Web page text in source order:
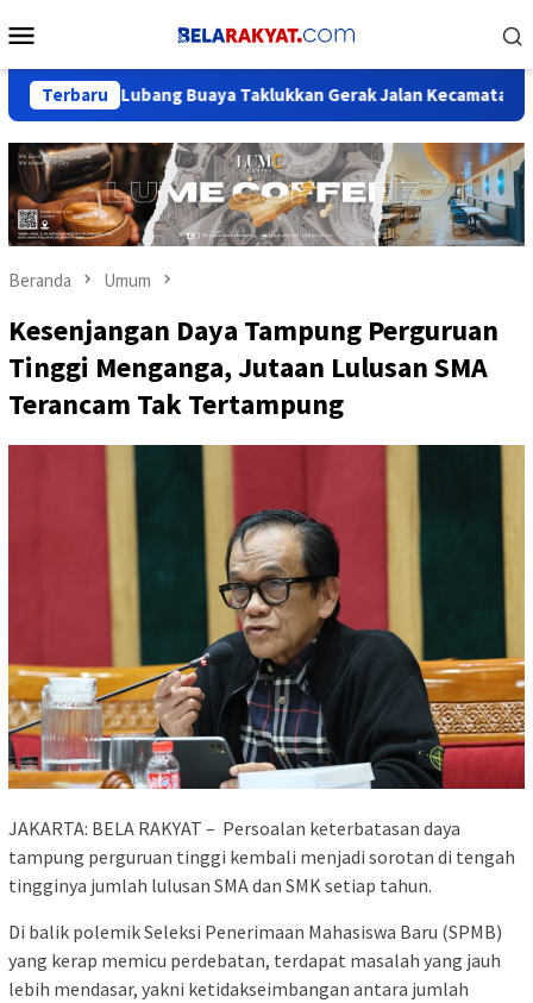
ke
Mobile
Terbaru
Buaya Taklukkan Gerak Jalan Kecamatan Setu
Beranda Umum
Kesenjangan Daya Tampung Perguruan
Tinggi Menganga, Jutaan Lulusan SMA
Terancam Tak Tertampung
JAKARTA: BELA RAKYAT – Persoalan keterbatasan daya
tampung perguruan tinggi kembali menjadi sorotan di tengah
tingginya jumlah lulusan SMA dan SMK setiap tahun.
Di balik polemik Seleksi Penerimaan Mahasiswa Baru (SPMB)
yang kerap memicu perdebatan, terdapat masalah yang jauh
lebih mendasar, yakni ketidakseimbangan antara jumlah